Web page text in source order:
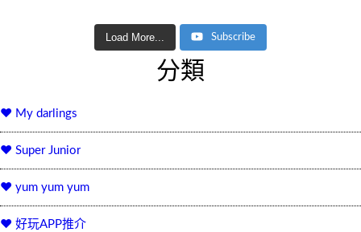
Load More... Subscribe
分類
♥ My darlings
♥ Super Junior
♥ yum yum yum
♥ 好玩APP推介